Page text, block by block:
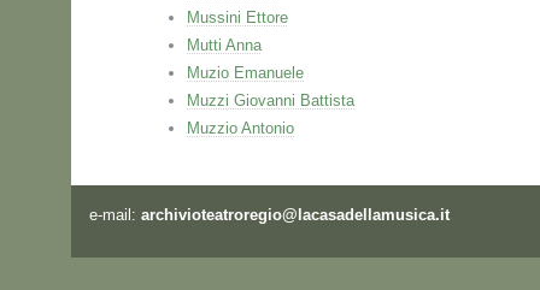
Mussini Ettore
Mutti Anna
Muzio Emanuele
Muzzi Giovanni Battista
Muzzio Antonio
e-mail: archivioteatroregio@lacasadellamusica.it